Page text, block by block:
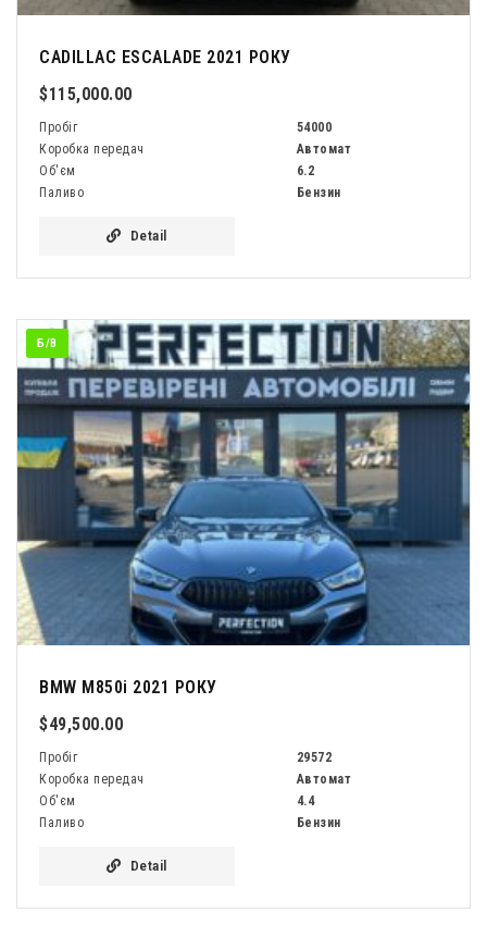
CADILLAC ESCALADE 2021 РОКУ
$115,000.00
Пробіг
54000
Коробка передач
Автомат
Об'єм
6.2
Паливо
Бензин
Detail
Б/В
BMW M850i 2021 РОКУ
$49,500.00
Пробіг
29572
Коробка передач
Автомат
Об'єм
4.4
Паливо
Бензин
Detail